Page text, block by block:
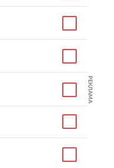
РЕКЛАМА